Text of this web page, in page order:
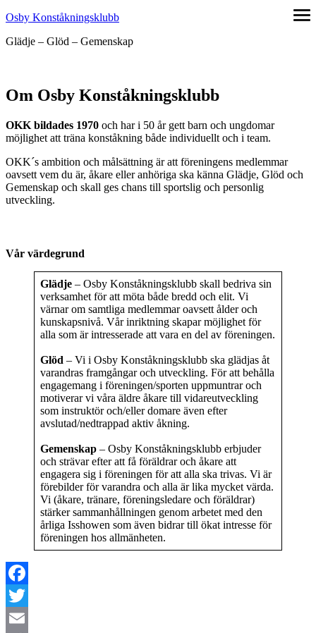
Hoppa
innehåll
Osby Konståkningsklubb
Glädje – Glöd – Gemenskap
Om Osby Konståkningsklubb
OKK bildades 1970 och har i 50 år gett barn och ungdomar
möjlighet att träna konståkning både individuellt och i team.
OKK´s ambition och målsättning är att föreningens medlemmar
oavsett vem du är, åkare eller anhöriga ska känna Glädje, Glöd och
Gemenskap och skall ges chans till sportslig och personlig
utveckling.
Vår värdegrund
Glädje – Osby Konståkningsklubb skall bedriva sin
verksamhet för att möta både bredd och elit. Vi
värnar om samtliga medlemmar oavsett ålder och
kunskapsnivå. Vår inriktning skapar möjlighet för
alla som är intresserade att vara en del av föreningen.
Glöd – Vi i Osby Konståkningsklubb ska glädjas åt
varandras framgångar och utveckling. För att behålla
engagemang i föreningen/sporten uppmuntrar och
motiverar vi våra äldre åkare till vidareutveckling
som instruktör och/eller domare även efter
avslutad/nedtrappad aktiv åkning.
Gemenskap – Osby Konståkningsklubb erbjuder
och strävar efter att få föräldrar och åkare att
engagera sig i föreningen för att alla ska trivas. Vi är
förebilder för varandra och alla är lika mycket värda.
Vi (åkare, tränare, föreningsledare och föräldrar)
stärker sammanhållningen genom arbetet med den
årliga Isshowen som även bidrar till ökat intresse för
föreningen hos allmänheten.
Facebook
Twitter